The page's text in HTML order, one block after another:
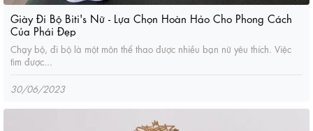
Giày Đi Bộ Biti's Nữ - Lựa Chọn Hoàn Hảo Cho Phong Cách
Của Phái Đẹp
Chạy bộ, đi bộ là một môn thể thao được nhiều bạn nữ yêu thích. Việc
tìm được...
30/06/2023